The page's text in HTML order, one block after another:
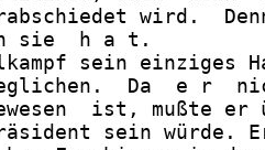
wird.
sie  h a t.
sein einziges
Da  e r
ist, mußte er
sein würde.